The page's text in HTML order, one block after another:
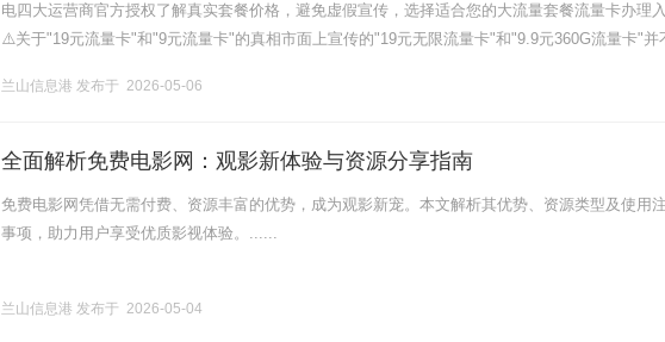
电四大运营商官方授权了解真实套餐价格，避免虚假宣传，选择适合您的大流量套餐流量卡办理
⚠️关于"19元流量卡"和"9元流量卡"的真相市面上宣传的"19元无限流量卡"和"9.9元360G流量卡"并
兰山信息港 发布于 2026-05-06
全面解析免费电影网：观影新体验与资源分享指南
免费电影网凭借无需付费、资源丰富的优势，成为观影新宠。本文解析其优势、资源类型及使用
事项，助力用户享受优质影视体验。......
兰山信息港 发布于 2026-05-04